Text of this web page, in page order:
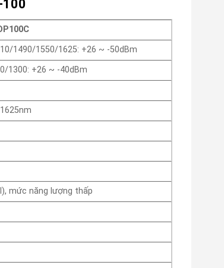
100
1490/1550/1625: +26 ~ -50dBm
1300: +26 ~ -40dBm
mức năng lượng thấp